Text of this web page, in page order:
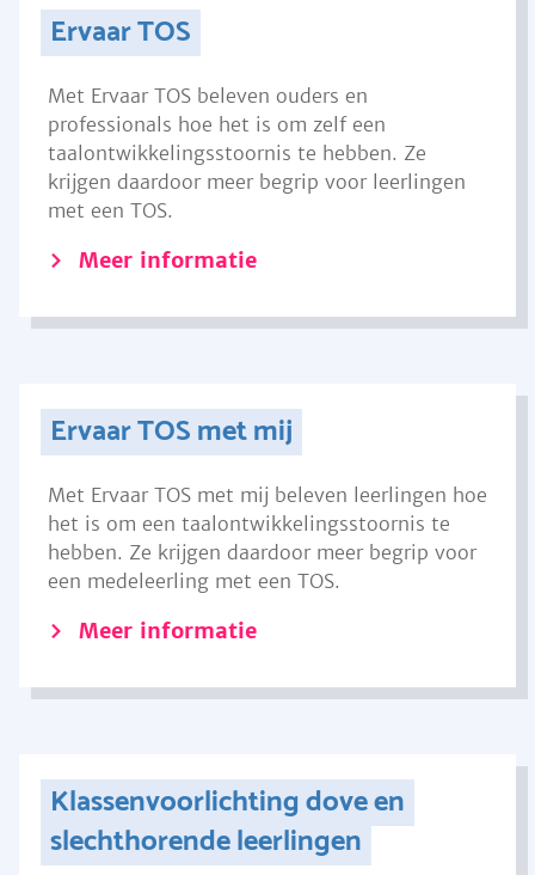
Ervaar TOS
Met Ervaar TOS beleven ouders en
professionals hoe het is om zelf een
taalontwikkelingsstoornis te hebben. Ze
krijgen daardoor meer begrip voor leerlingen
met een TOS.
Meer informatie
Ervaar TOS met mij
Met Ervaar TOS met mij beleven leerlingen hoe
het is om een taalontwikkelingsstoornis te
hebben. Ze krijgen daardoor meer begrip voor
een medeleerling met een TOS.
Meer informatie
Klassenvoorlichting dove en
slechthorende leerlingen